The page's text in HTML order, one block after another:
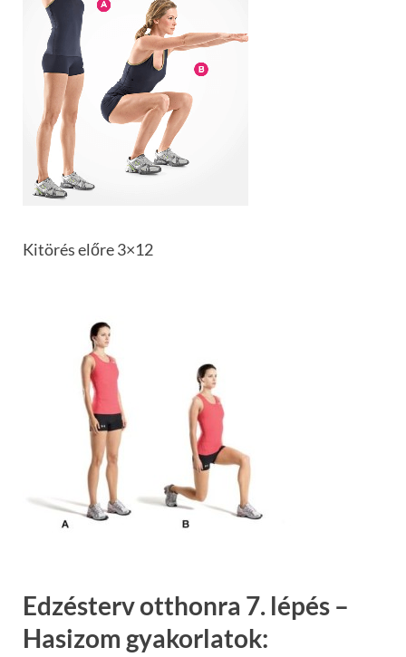
Kitörés előre 3×12
Edzésterv otthonra 7. lépés –
Hasizom gyakorlatok: